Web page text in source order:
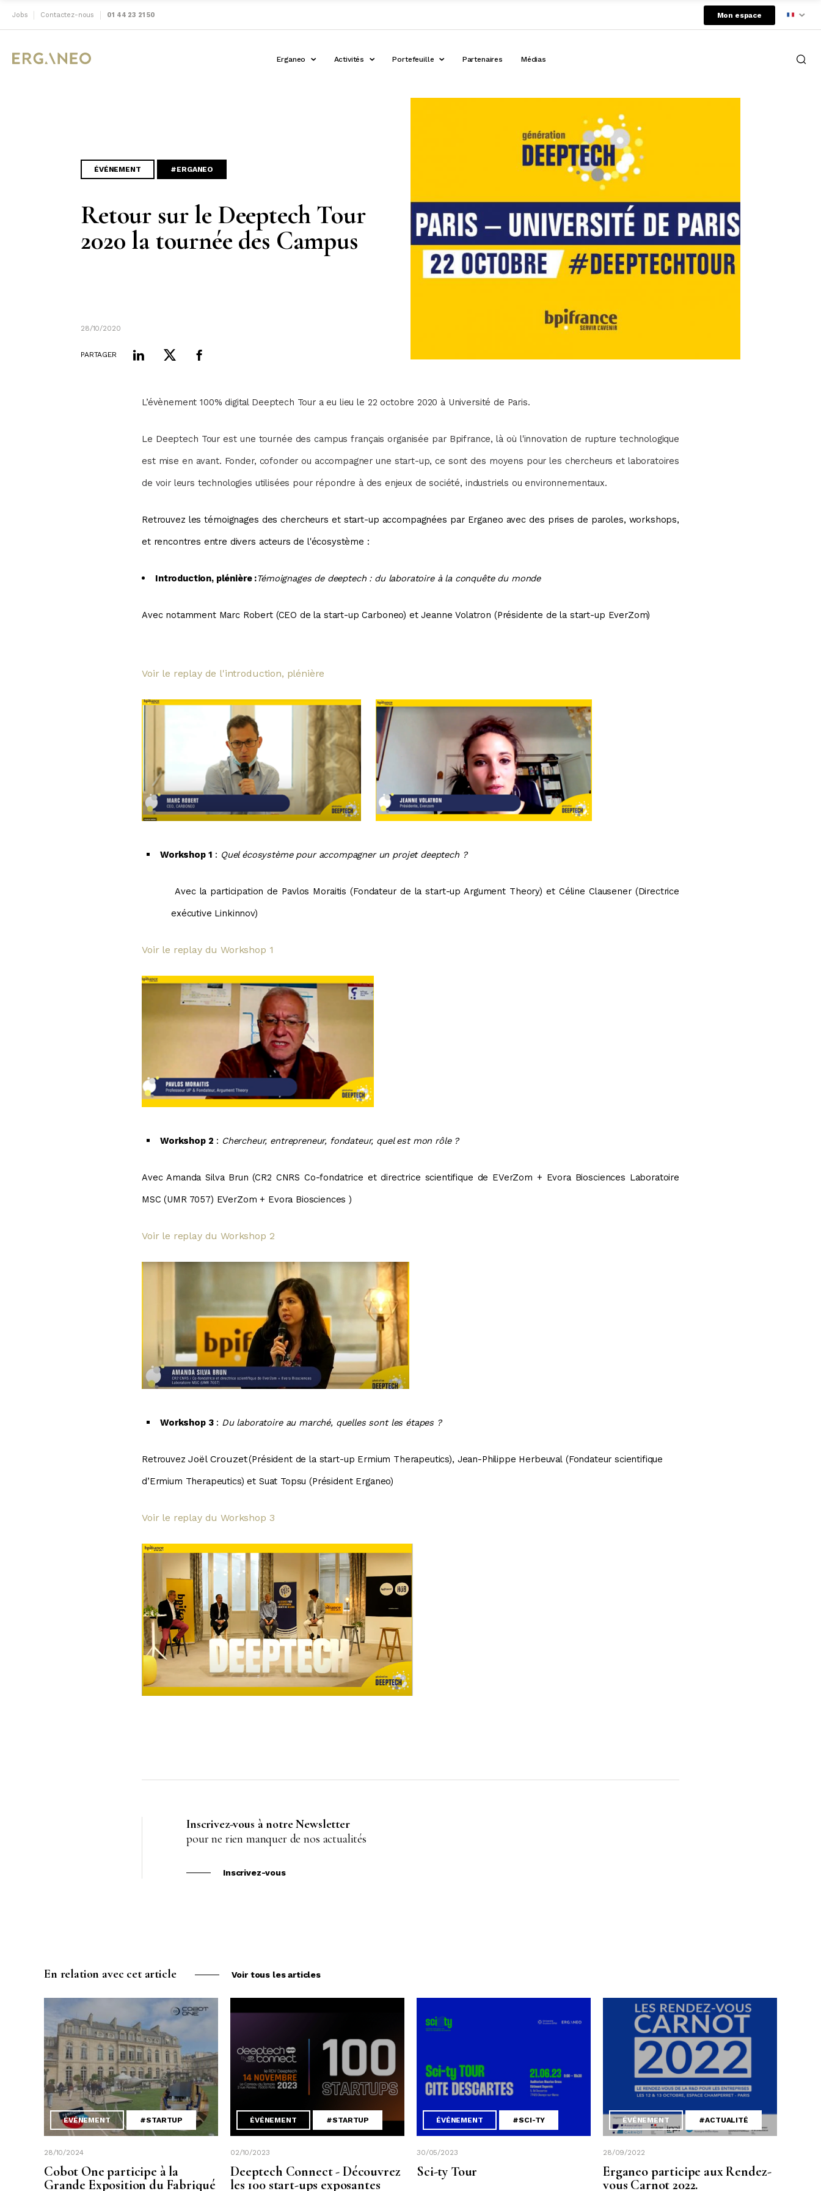
Jobs Contactez-nous 01 44 23 21 50 Mon espace
Erganeo Activités Portefeuille Partenaires Médias
ÉVÉNEMENT #ERGANEO
Retour sur le Deeptech Tour
2020 la tournée des Campus
28/10/2020
PARTAGER
L’évènement 100% digital Deeptech Tour a eu lieu le 22 octobre 2020 à Université de Paris.
Le Deeptech Tour est une tournée des campus français organisée par Bpifrance, là où l'innovation de rupture technologique
est mise en avant. Fonder, cofonder ou accompagner une start-up, ce sont des moyens pour les chercheurs et laboratoires
de voir leurs technologies utilisées pour répondre à des enjeux de société, industriels ou environnementaux.
Retrouvez les témoignages des chercheurs et start-up accompagnées par Erganeo avecdes prises de paroles, workshops,
et rencontres entre divers acteurs de l'écosystème :
Introduction, plénière :Témoignages de deeptech : du laboratoire à la conquête du monde
Avec notamment Marc Robert(CEO de la start-up Carboneo) et Jeanne Volatron (Présidente de la start-up EverZom)
Voir le replay de l'introduction, plénière
Workshop 1 : Quel écosystème pour accompagner un projet deeptech ?
Avec la participation de Pavlos Moraitis (Fondateur de la start-up Argument Theory) et Céline Clausener(Directrice
exécutive Linkinnov)
Voir le replay du Workshop 1
Workshop 2 : Chercheur, entrepreneur, fondateur, quel est mon rôle ?
Avec Amanda Silva Brun (CR2 CNRS Co-fondatrice et directrice scientifique de EVerZom + Evora Biosciences Laboratoire
MSC(UMR 7057) EVerZom + Evora Biosciences )
Voir le replay du Workshop 2
Workshop 3: Du laboratoire au marché, quelles sont les étapes ?
RetrouvezJoël Crouzet(Président de la start-up Ermium Therapeutics), Jean-Philippe Herbeuval(Fondateur scientifique
d’Ermium Therapeutics) et Suat Topsu (Président Erganeo)
Voir le replay du Workshop 3
Inscrivez-vous à notre Newsletter
pour ne rien manquer de nos actualités
Inscrivez-vous
En relation avec cet article Voir tous les articles
ÉVÉNEMENT #STARTUP
28/10/2024
Cobot One participe à la
Grande Exposition du Fabriqué
ÉVÉNEMENT #STARTUP
02/10/2023
Deeptech Connect - Découvrez
les 100 start-ups exposantes
ÉVÉNEMENT #SCI-TY
30/05/2023
Sci-ty Tour
ÉVÉNEMENT #ACTUALITÉ
28/09/2022
Erganeo participe aux Rendez-
vous Carnot 2022.